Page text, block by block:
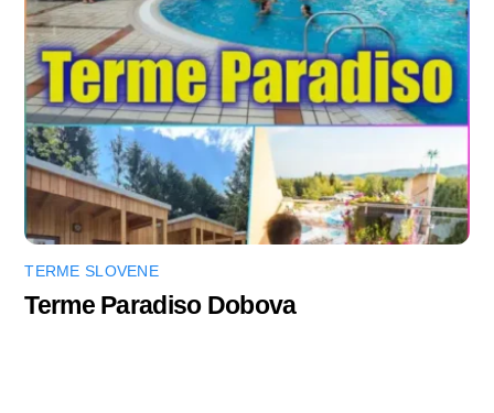
TERME SLOVENE
Terme Paradiso Dobova